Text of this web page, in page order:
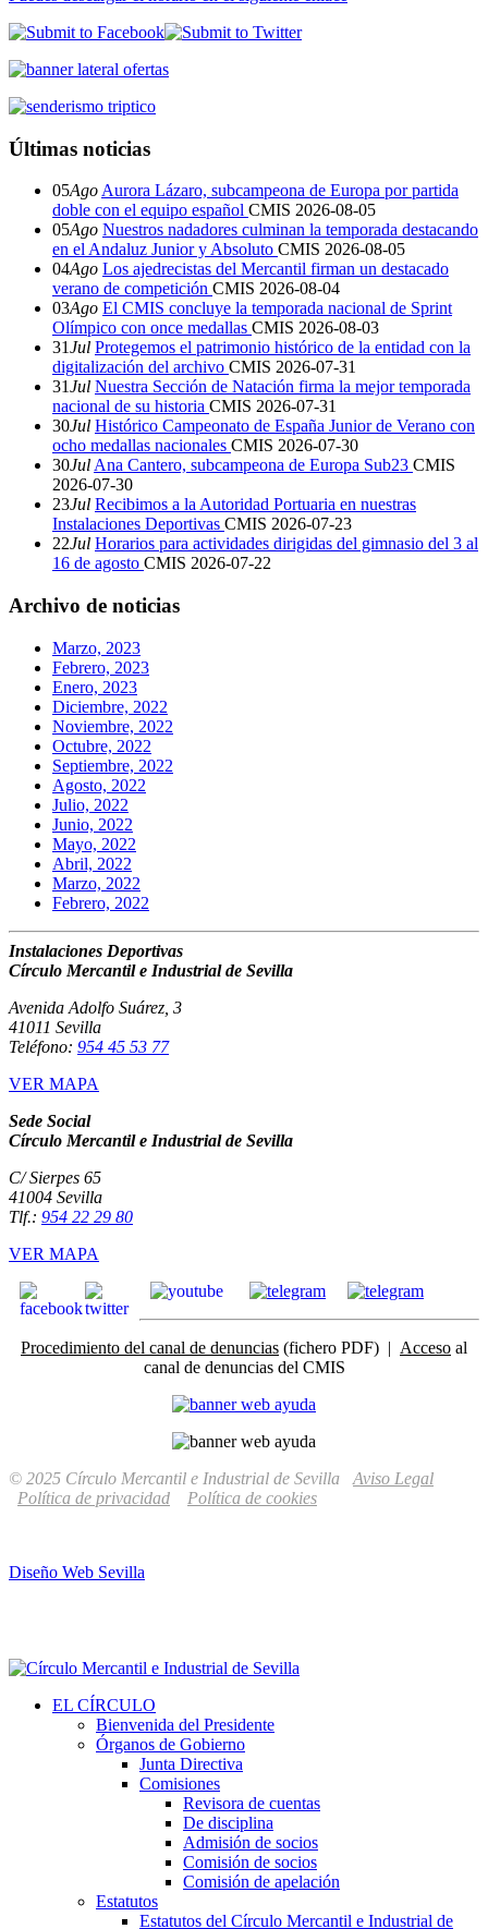
Últimas noticias
05Ago Aurora Lázaro, subcampeona de Europa por partida
doble con el equipo español CMIS 2026-08-05
05Ago Nuestros nadadores culminan la temporada destacando
en el Andaluz Junior y Absoluto CMIS 2026-08-05
04Ago Los ajedrecistas del Mercantil firman un destacado
verano de competición CMIS 2026-08-04
03Ago El CMIS concluye la temporada nacional de Sprint
Olímpico con once medallas CMIS 2026-08-03
31Jul Protegemos el patrimonio histórico de la entidad con la
digitalización del archivo CMIS 2026-07-31
31Jul Nuestra Sección de Natación firma la mejor temporada
nacional de su historia CMIS 2026-07-31
30Jul Histórico Campeonato de España Junior de Verano con
ocho medallas nacionales CMIS 2026-07-30
30Jul Ana Cantero, subcampeona de Europa Sub23 CMIS
2026-07-30
23Jul Recibimos a la Autoridad Portuaria en nuestras
Instalaciones Deportivas CMIS 2026-07-23
22Jul Horarios para actividades dirigidas del gimnasio del 3 al
16 de agosto CMIS 2026-07-22
Archivo de noticias
Marzo, 2023
Febrero, 2023
Enero, 2023
Diciembre, 2022
Noviembre, 2022
Octubre, 2022
Septiembre, 2022
Agosto, 2022
Julio, 2022
Junio, 2022
Mayo, 2022
Abril, 2022
Marzo, 2022
Febrero, 2022
Instalaciones Deportivas
Círculo Mercantil e Industrial de Sevilla
Avenida Adolfo Suárez, 3
41011 Sevilla
Teléfono: 954 45 53 77
VER MAPA
Sede Social
Círculo Mercantil e Industrial de Sevilla
C/ Sierpes 65
41004 Sevilla
Tlf.: 954 22 29 80
VER MAPA
Procedimiento del canal de denuncias (fichero PDF) | Acceso al
canal de denuncias del CMIS
© 2025 Círculo Mercantil e Industrial de Sevilla Aviso Legal
Política de privacidad
Política de cookies
Diseño Web Sevilla
EL CÍRCULO
Bienvenida del Presidente
Órganos de Gobierno
Junta Directiva
Comisiones
Revisora de cuentas
De disciplina
Admisión de socios
Comisión de socios
Comisión de apelación
Estatutos
Estatutos del Círculo Mercantil e Industrial de